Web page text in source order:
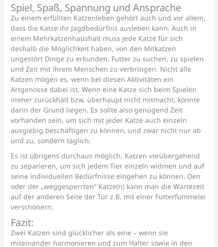
Spiel, Spaß, Spannung und Ansprache
Zu einem erfüllten Katzenleben gehört auch und vor allem,
dass die Katze ihr Jagdbedürfnis ausleben kann. Auch in
einem Mehrkatzenhaushalt muss jede Katze für sich
deshalb die Möglichkeit haben, von den Mitkatzen
ungestört Dinge zu erkunden, Futter zu suchen, zu spielen
und Zeit mit ihrem Menschen zu verbringen. Nicht alle
Katzen mögen es, wenn bei diesen Aktivitäten ein
Artgenosse dabei ist. Wenn eine Katze sich beim Spielen
immer zurückhält bzw. überhaupt nicht mitmacht, könnte
darin der Grund liegen. Es sollte also genügend Zeit
vorhanden sein, um sich mit jeder Katze auch einzeln
ausgiebig beschäftigen zu können, und zwar nicht nur ab
und zu, sondern täglich.
Es ist übrigens durchaus möglich, Katzen vorübergehend
zu separieren, um sich jedem Tier einzeln widmen und auf
seine individuellen Bedürfnisse eingehen zu können. Den
oder der „weggesperrten“ Katze(n) kann man die Wartezeit
auf der anderen Seite der Tür z.B. mit einer Futterfummelei
verschönern.
Fazit:
Zwei Katzen sind glücklicher als eine – wenn sie
miteinander harmonieren und zum Halter sowie in den